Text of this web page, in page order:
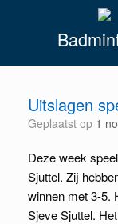
Uitslagen
Geplaatst op 1
Deze week
Sjuttel. Zij
winnen met 3-5.
Sjeve Sjuttel.